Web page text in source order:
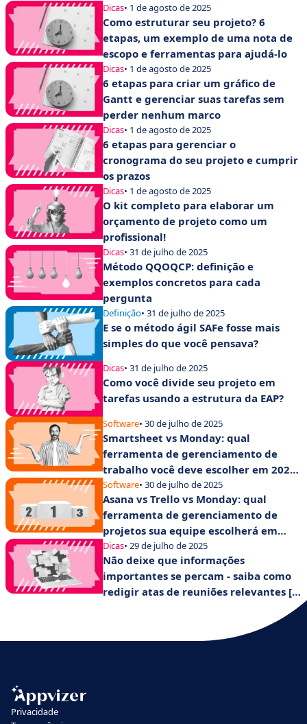
Dicas• 1 de agosto de 2025
Como estruturar seu projeto? 6
etapas, um exemplo de uma nota de
escopo e ferramentas para ajudá-lo
Dicas• 1 de agosto de 2025
6 etapas para criar um gráfico de
Gantt e gerenciar suas tarefas sem
perder nenhum marco
Dicas• 1 de agosto de 2025
6 etapas para gerenciar o
cronograma do seu projeto e cumprir
os prazos
Dicas• 1 de agosto de 2025
O kit completo para elaborar um
orçamento de projeto como um
profissional!
Dicas• 31 de julho de 2025
Método QQOQCP: definição e
exemplos concretos para cada
pergunta
Definição• 31 de julho de 2025
E se o método ágil SAFe fosse mais
simples do que você pensava?
Dicas• 31 de julho de 2025
Como você divide seu projeto em
tarefas usando a estrutura da EAP?
Software• 30 de julho de 2025
Smartsheet vs Monday: qual
ferramenta de gerenciamento de
trabalho você deve escolher em 2025
para aumentar a produtividade de
suas equipes?
Software• 30 de julho de 2025
Asana vs Trello vs Monday: qual
ferramenta de gerenciamento de
projetos sua equipe escolherá em
2025?
Dicas• 29 de julho de 2025
Não deixe que informações
importantes se percam - saiba como
redigir atas de reuniões relevantes [+
Privacidade